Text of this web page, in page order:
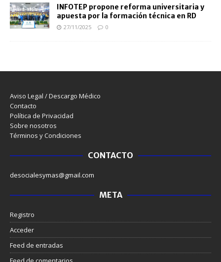
INFOTEP propone reforma universitaria y
apuesta por la formación técnica en RD
27/11/2025 0
Aviso Legal / Descargo Médico
Contacto
Política de Privacidad
Sobre nosotros
Términos y Condiciones
CONTACTO
desocialesymas@gmail.com
META
Registro
Acceder
Feed de entradas